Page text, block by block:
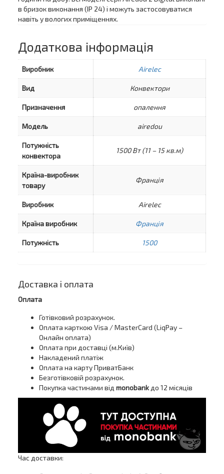
в бризок виконання (IP 24) і можуть застосовуватися
навіть у вологих приміщеннях.
Додаткова інформація
Виробник Airelec
Вид Конвектори
Призначення опалення
Модель airedou
Потужність
конвектора
1500 Вт (11 – 15 кв.м)
Країна-виробник
товару
Франція
Виробник Airelec
Країна виробник Франція
Потужність 1500
Доставка і оплата
Оплата
Готівковий розрахунок.
Оплата карткою Visa / MasterCard (LiqPay –
Онлайн оплата)
Оплата при доставці (м.Київ)
Накладений платіж
Оплата на карту ПриватБанк
Безготівковій розрахунок.
Покупка частинами від monobank до 12 місяців
Час доставки: